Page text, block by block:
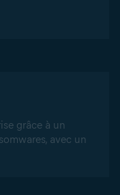
grâce à un
avec un